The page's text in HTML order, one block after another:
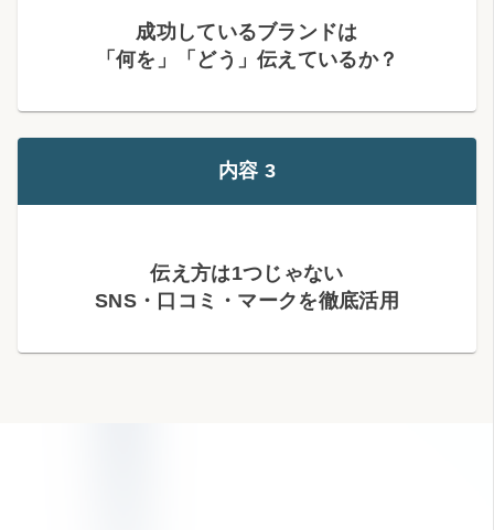
成功しているブランドは
「何を」「どう」伝えているか？
内容 3
伝え方は1つじゃない
SNS・口コミ・マークを徹底活用